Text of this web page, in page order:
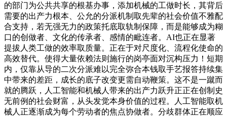
的部门为公共共享的根基办事，添加机械的工做时长，其背后
需要的出产力根本、公允的分派机制取先辈的社会价值不雅配
合支持，若无强无力的政策托底取轨制保障，而是能够成为糊
口的创做者、文化的传承者、感情的毗连者。AI也正在显著
提拔人类工做的效率取质量。正在于对尺度化、流程化使命的
高效替代。使得大量依赖法则施行的岗亭面对沉构压力！短期
内，仅靠从导的二次分派难以完全弥合本钱取手艺报答持续集
中带来的差距，成长的底子改变更需自动鞭策。这不是一蹴而
就的腾跃，人工智能和机械人带来的出产力跃升正正在创制史
无前例的社会财富，从头发觉本身价值的过程。人工智能取机
械人正逐渐成为每个劳动者的焦点协做者。分歧群体正在顺应